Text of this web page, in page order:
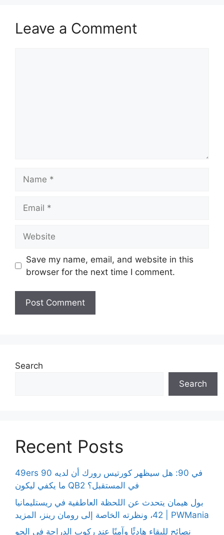
Leave a Comment
Save my name, email, and website in this
browser for the next time I comment.
Search
Search
Recent Posts
49ers 90 في 90: هل سيظهر كورتيس رورك أن لديه
ما يكفي ليكون QB2 في المستقبل؟
بول هيمان يتحدث عن اللحظة العاطفية في ريستليمانيا
42، ونظرته الخاصة إلى رومان رينز، المزيد | PWMania
نصائح للبقاء هادئًا وآمنًا عند ركوب الدراجة في الجو